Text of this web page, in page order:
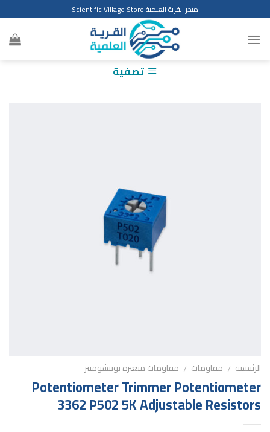
to
content
متجر القرية العلمية Scientific Village Store
تصفية
الرئيسية / مقاومات / مقاومات متغيرة بوتنشوميتر
Potentiometer Trimmer Potentiometer
3362 P502 5K Adjustable Resistors